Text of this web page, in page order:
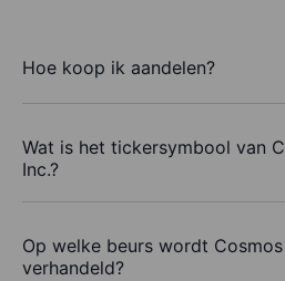
Hoe koop ik aandelen?
Wat is het tickersymbool van
Inc.?
Op welke beurs wordt
verhandeld?